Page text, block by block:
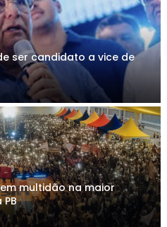
ser candidato a vice de
multidão na maior